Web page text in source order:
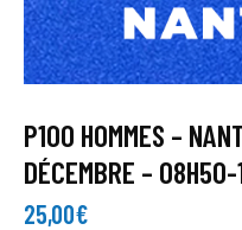
P100 HOMMES –
DÉCEMBRE –
25,00€